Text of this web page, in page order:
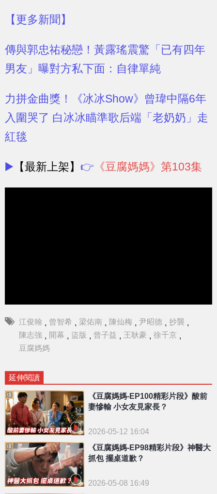
【更多新聞】
傳與郭忠祐秘戀！黃露瑤震驚「已有四年
男友」曝對方私下面：自律單純
力拼金曲獎！《冰冰Show》曾瑋中隔6年
入圍哭了 白冰冰瞄準歌后端「老奶奶」走
紅毯
▶️ 【最新上架】 👉 《豆腐媽媽》第103集
江俊翰 , 曾智希 , 梁佑南 , 陳仙梅 , 尹昭德 , 抄襲 ,
陳志強 , 開幕 , 盜版 , 曾子益 , 王耿豪 , 徐千京 ,
豆腐媽媽
延伸閱讀
《豆腐媽媽-EP100精彩片段》酸前
妻慘輸 小女友見家長？
2026-05-12 16:04
《豆腐媽媽-EP98精彩片段》神醫大
抓包 擺桌道歉？
2026-05-08 16:49